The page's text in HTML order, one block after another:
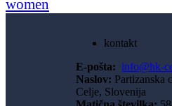
women
kontakt
E-pošta: info@hk-
Naslov: Partizanska
Celje, Slovenija